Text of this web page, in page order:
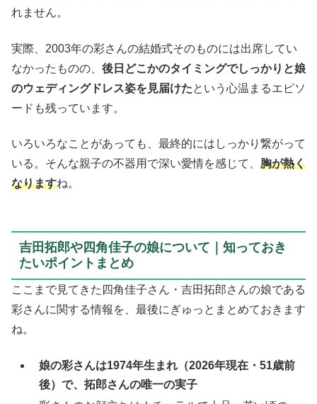
れません。
実際、2003年の彩さんの結婚式そのものには出席してい
なかったものの、 後日どこかのタイミングでしっかりと娘
のウェディングドレス姿を見届けたという心温まるエピソ
ードも残っています。
いろいろなことがあっても、最終的にはしっかり繋がって
いる。そんな親子の不器用で深い愛情を感じて、 胸が熱く
なりますね。
吉田拓郎や四角佳子の娘について｜知っておき
たいポイントまとめ
ここまで見てきた四角佳子さん・吉田拓郎さんの娘である
彩さんに関する情報を、最後にぎゅっとまとめておきます
ね。
娘の彩さんは1974年生まれ（2026年現在・51歳前
後）で、拓郎さんの唯一の実子